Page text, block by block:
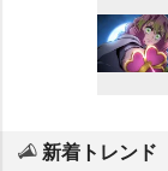
新着トレンド